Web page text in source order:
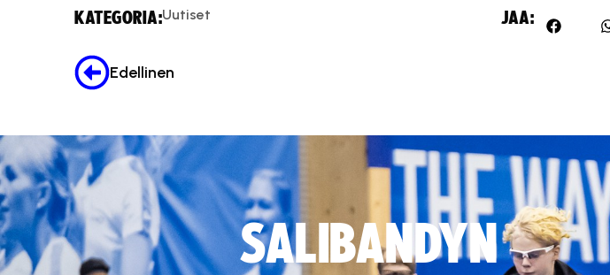
KATEGORIA:Uutiset JAA:
Edellinen
SALIBANDYN